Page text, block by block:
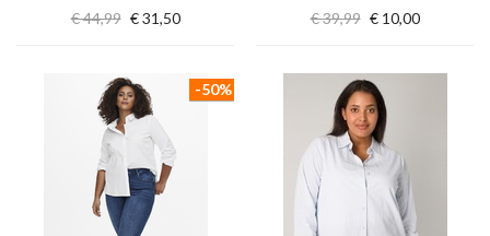
€ 44,99 € 31,50 € 39,99 € 10,00
-50%